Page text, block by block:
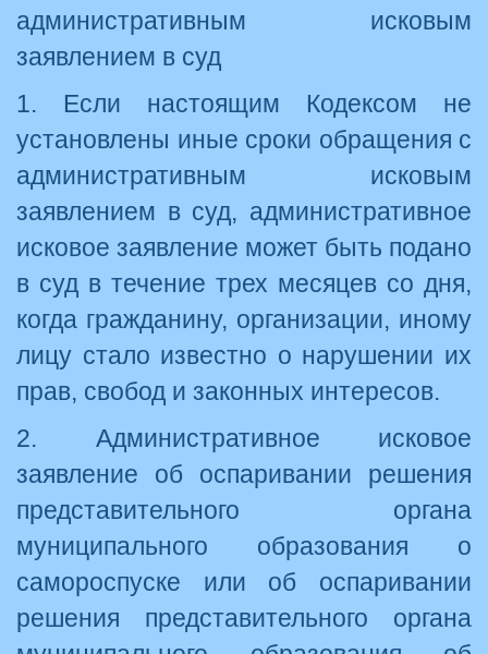
административным исковым
заявлением в суд
1. Если настоящим Кодексом не
установлены иные сроки обращения с
административным исковым
заявлением в суд, административное
исковое заявление может быть подано
в суд в течение трех месяцев со дня,
когда гражданину, организации, иному
лицу стало известно о нарушении их
прав, свобод и законных интересов.
2. Административное исковое
заявление об оспаривании решения
представительного органа
муниципального образования о
самороспуске или об оспаривании
решения представительного органа